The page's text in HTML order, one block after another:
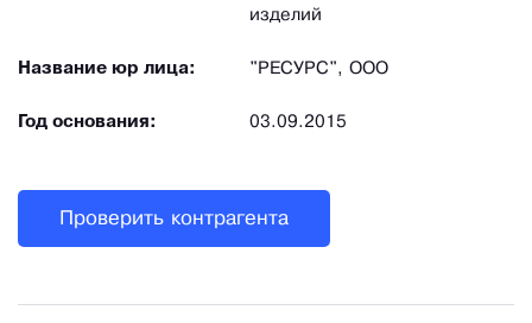
изделий
Название юр лица: "РЕСУРС", ООО
Год основания: 03.09.2015
Проверить контрагента